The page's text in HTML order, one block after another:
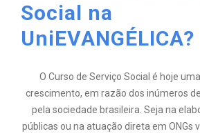
Social na
UniEVANGÉLICA?
O Curso de Serviço Social é hoje
crescimento, em razão dos inúmeros
pela sociedade brasileira. Seja na
públicas ou na atuação direta em ONGs